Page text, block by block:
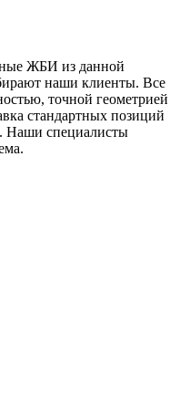
ЖБИ из данной
наши клиенты. Все
точной геометрией
стандартных позиций
Наши специалисты